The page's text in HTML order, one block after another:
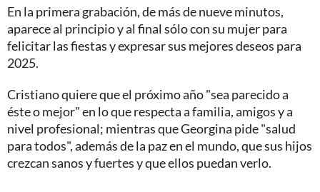
En la primera grabación, de más de nueve minutos,
aparece al principio y al final sólo con su mujer para
felicitar las fiestas y expresar sus mejores deseos para
2025.
Cristiano quiere que el próximo año "sea parecido a
éste o mejor" en lo que respecta a familia, amigos y a
nivel profesional; mientras que Georgina pide "salud
para todos", además de la paz en el mundo, que sus hijos
crezcan sanos y fuertes y que ellos puedan verlo.